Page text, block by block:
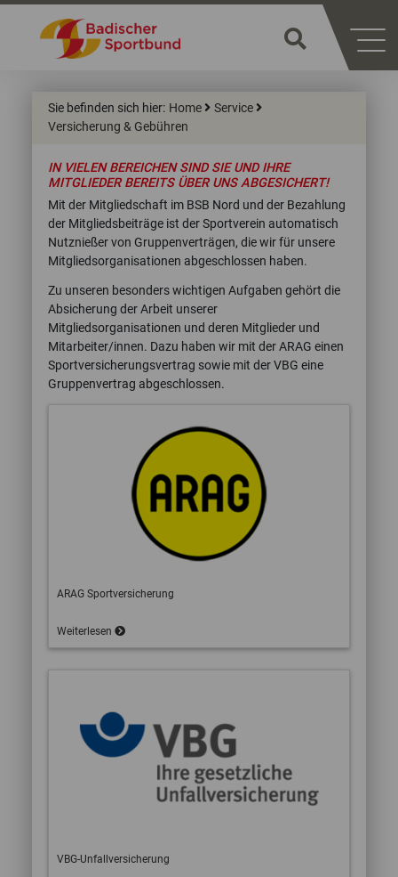
Sie befinden sich hier: Home
Service
Versicherung & Gebühren
IN VIELEN BEREICHEN SIND SIE UND IHRE
MITGLIEDER BEREITS ÜBER UNS ABGESICHERT!
Mit der Mitgliedschaft im BSB Nord und der Bezahlung
der Mitgliedsbeiträge ist der Sportverein automatisch
Nutznießer von Gruppenverträgen, die wir für unsere
Mitgliedsorganisationen abgeschlossen haben.
Zu unseren besonders wichtigen Aufgaben gehört die
Absicherung der Arbeit unserer
Mitgliedsorganisationen und deren Mitglieder und
Mitarbeiter/innen. Dazu haben wir mit der ARAG einen
Sportversicherungsvertrag sowie mit der VBG eine
Gruppenvertrag abgeschlossen.
ARAG Sportversicherung
Weiterlesen
VBG-Unfallversicherung